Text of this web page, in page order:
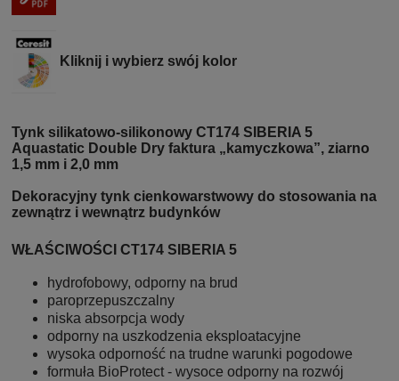
Kliknij i wybierz swój kolor
Tynk silikatowo-silikonowy CT174 SIBERIA 5
Aquastatic Double Dry faktura „kamyczkowa”, ziarno
1,5 mm i 2,0 mm
Dekoracyjny tynk cienkowarstwowy do stosowania na
zewnątrz i wewnątrz budynków
WŁAŚCIWOŚCI CT174 SIBERIA 5
hydrofobowy, odporny na brud
paroprzepuszczalny
niska absorpcja wody
odporny na uszkodzenia eksploatacyjne
wysoka odporność na trudne warunki pogodowe
formuła BioProtect - wysoce odporny na rozwój